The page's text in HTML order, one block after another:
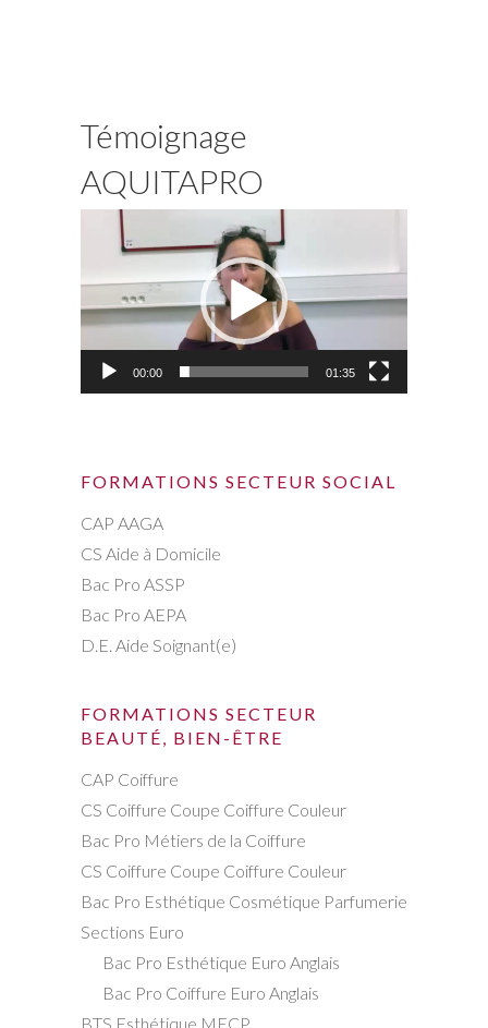
Témoignage
AQUITAPRO
Lecteur
00:00 01:35
FORMATIONS SECTEUR SOCIAL
CAP AAGA
CS Aide à Domicile
Bac Pro ASSP
Bac Pro AEPA
D.E. Aide Soignant(e)
FORMATIONS SECTEUR
BEAUTÉ, BIEN-ÊTRE
CAP Coiffure
CS Coiffure Coupe Coiffure Couleur
Bac Pro Métiers de la Coiffure
CS Coiffure Coupe Coiffure Couleur
Bac Pro Esthétique Cosmétique Parfumerie
Sections Euro
Bac Pro Esthétique Euro Anglais
Bac Pro Coiffure Euro Anglais
BTS Esthétique MECP